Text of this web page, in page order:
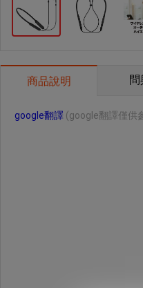
商品說明
google翻譯 (google翻譯僅供